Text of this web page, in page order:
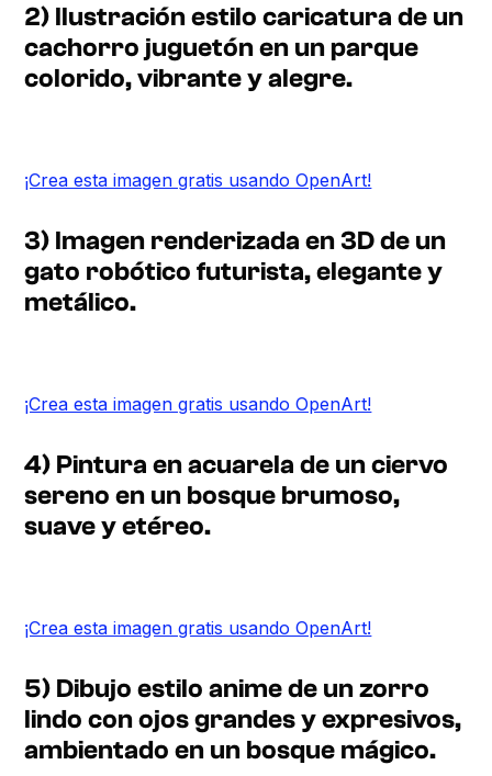
2) Ilustración estilo caricatura de un
cachorro juguetón en un parque
colorido, vibrante y alegre.
¡Crea esta imagen gratis usando OpenArt!
3) Imagen renderizada en 3D de un
gato robótico futurista, elegante y
metálico.
¡Crea esta imagen gratis usando OpenArt!
4) Pintura en acuarela de un ciervo
sereno en un bosque brumoso,
suave y etéreo.
¡Crea esta imagen gratis usando OpenArt!
5) Dibujo estilo anime de un zorro
lindo con ojos grandes y expresivos,
ambientado en un bosque mágico.